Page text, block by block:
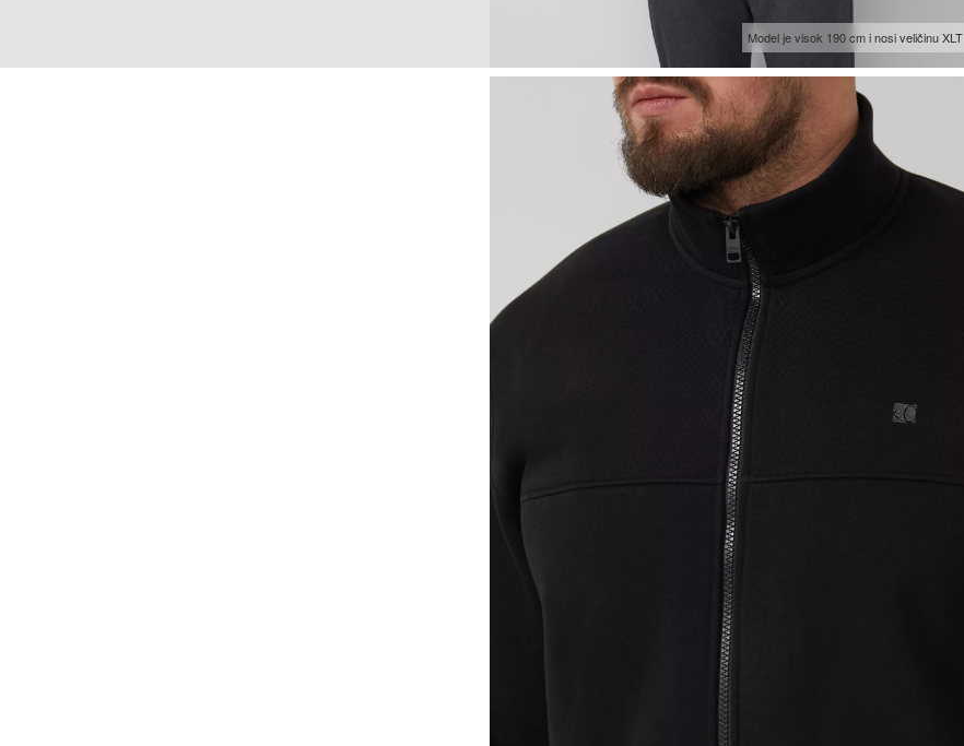
Model je visok 190 cm i nosi veličinu XLT